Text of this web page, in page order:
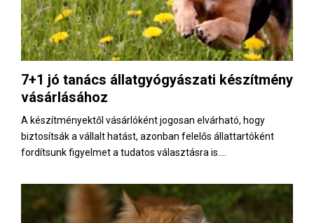
Y
M
N
U
7+1 jó tanács állatgyógyászati készítmény
vásárlásához
A készítményektől vásárlóként jogosan elvárható, hogy
biztosítsák a vállalt hatást, azonban felelős állattartóként
fordítsunk figyelmet a tudatos választásra is....